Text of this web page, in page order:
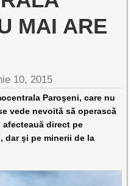
MAI ARE
10, 2015
Paroşeni, care nu
vede nevoită să operască
direct pe
dar şi pe minerii de la